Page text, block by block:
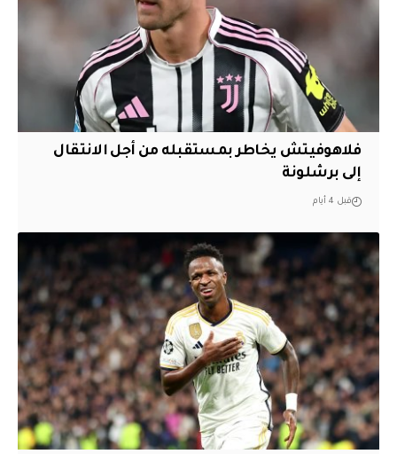
فلاهوفيتش يخاطر بمستقبله من أجل الانتقال
إلى برشلونة
قبل 4 أيام